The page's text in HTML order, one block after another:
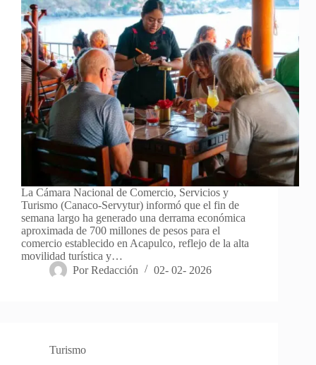
La Cámara Nacional de Comercio, Servicios y
Turismo (Canaco-Servytur) informó que el fin de
semana largo ha generado una derrama económica
aproximada de 700 millones de pesos para el
comercio establecido en Acapulco, reflejo de la alta
movilidad turística y…
Por Redacción 02- 02- 2026
Turismo